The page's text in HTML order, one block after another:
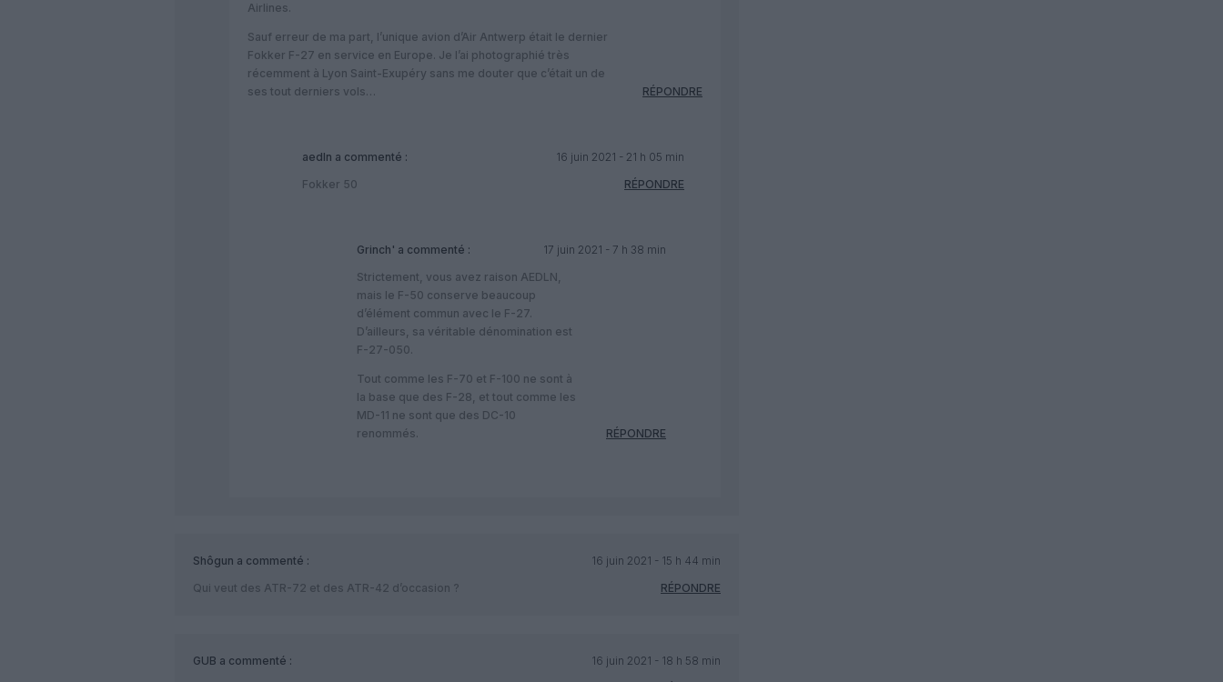
Airlines.
Sauf erreur de ma part, l’unique avion d’Air Antwerp était le dernier
Fokker F-27 en service en Europe. Je l’ai photographié très
récemment à Lyon Saint-Exupéry sans me douter que c’était un de
ses tout derniers vols…
RÉPONDRE
aedln a commenté :
16 juin 2021 - 21 h 05 min
Fokker 50
RÉPONDRE
Grinch' a commenté :
17 juin 2021 - 7 h 38 min
Strictement, vous avez raison AEDLN,
mais le F-50 conserve beaucoup
d’élément commun avec le F-27.
D’ailleurs, sa véritable dénomination est
F-27-050.
Tout comme les F-70 et F-100 ne sont à
la base que des F-28, et tout comme les
MD-11 ne sont que des DC-10
renommés.
RÉPONDRE
Shôgun a commenté :
16 juin 2021 - 15 h 44 min
Qui veut des ATR-72 et des ATR-42 d’occasion ?
RÉPONDRE
GUB a commenté :
16 juin 2021 - 18 h 58 min